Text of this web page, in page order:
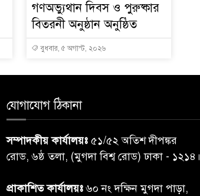
গণঅভ্যুথান দিবস ও পুরুষ্কার
বিতরনী অনুষ্ঠান অনুষ্ঠিত
বুধবার, ৫ অগাস্ট, ২০২৬
যোগাযোগ ঠিকানা
সম্পাদকীয় কার্যালয়ঃ ৫১/৫২ অতিশ দীপঙ্কর
রোড, ৬ষ্ঠ তলা, (মুগদা বিশ্ব রোড) ঢাকা - ১২১৪।
প্রাকাশিত কার্যালয়ঃ৬০ নং দক্ষিন মুগদা পাড়া,